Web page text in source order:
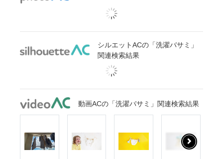
シルエットACの「洗濯バサミ」
関連検索結果
動画ACの「洗濯バサミ」関連検索結果